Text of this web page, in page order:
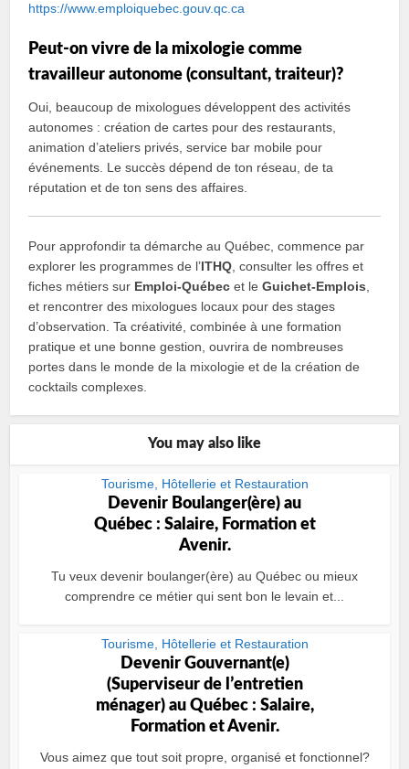
https://www.emploiquebec.gouv.qc.ca
Peut‑on vivre de la mixologie comme
travailleur autonome (consultant, traiteur)?
Oui, beaucoup de mixologues développent des activités
autonomes : création de cartes pour des restaurants,
animation d’ateliers privés, service bar mobile pour
événements. Le succès dépend de ton réseau, de ta
réputation et de ton sens des affaires.
Pour approfondir ta démarche au Québec, commence par
explorer les programmes de l’ITHQ , consulter les offres et
fiches métiers sur Emploi‑Québec et leGuichet‑Emplois
et rencontrer des mixologues locaux pour des stages
d’observation. Ta créativité, combinée à une formation
pratique et une bonne gestion, ouvrira de nombreuses
portes dans le monde de la mixologie et de la création de
cocktails complexes.
You may also like
Tourisme, Hôtellerie et Restauration
Devenir Boulanger(ère) au
Québec : Salaire, Formation et
Avenir.
Tu veux devenir boulanger(ère) au Québec ou mieux
comprendre ce métier qui sent bon le levain et...
Tourisme, Hôtellerie et Restauration
Devenir Gouvernant(e)
(Superviseur de lʼentretien
ménager) au Québec : Salaire,
Formation et Avenir.
Vous aimez que tout soit propre, organisé et fonctionnel?